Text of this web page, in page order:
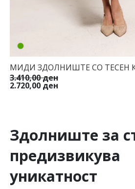
МИДИ ЗДОЛНИШТЕ СО ТЕСЕН
3.410,00 ден
2.720,00 ден
Здолниште за
предизвикува
уникатност